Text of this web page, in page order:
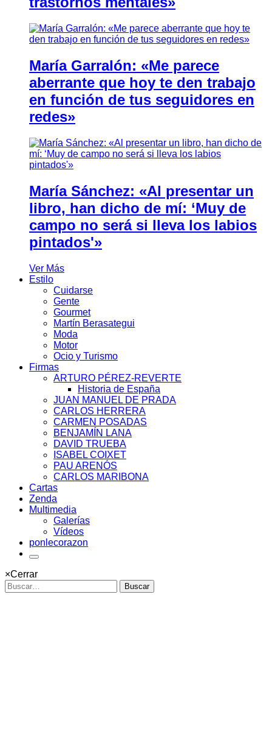
María Garralón: «Me parece
aberrante que hoy te den trabajo
en función de tus seguidores en
redes»
María Sánchez: «Al presentar un
libro, han dicho de mí: ‘Muy de
campo no será si lleva los labios
pintados'»
Ver Más
Estilo
Cuidarse
Gente
Gourmet
Martín Berasategui
Moda
Motor
Ocio y Turismo
Firmas
ARTURO PÉREZ-REVERTE
Historia de España
JUAN MANUEL DE PRADA
CARLOS HERRERA
CARMEN POSADAS
BENJAMÍN LANA
DAVID TRUEBA
ISABEL COIXET
PAU ARENÓS
CARLOS MARIBONA
Cartas
Zenda
Multimedia
Galerías
Vídeos
ponlecorazon
×Cerrar
Buscar